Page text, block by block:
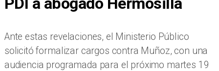
​Ante estas revelaciones, el Ministerio Público
solicitó formalizar cargos contra Muñoz, con una
audiencia programada para el próximo martes 19